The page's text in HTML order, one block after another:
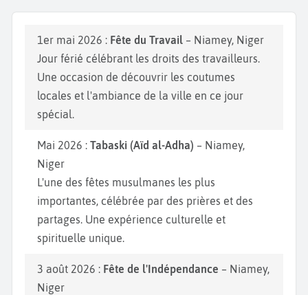
1er mai 2026 : Fête du Travail – Niamey, Niger
Jour férié célébrant les droits des travailleurs.
Une occasion de découvrir les coutumes
locales et l'ambiance de la ville en ce jour
spécial.
Mai 2026 : Tabaski (Aïd al-Adha) – Niamey,
Niger
L'une des fêtes musulmanes les plus
importantes, célébrée par des prières et des
partages. Une expérience culturelle et
spirituelle unique.
3 août 2026 : Fête de l'Indépendance – Niamey,
Niger